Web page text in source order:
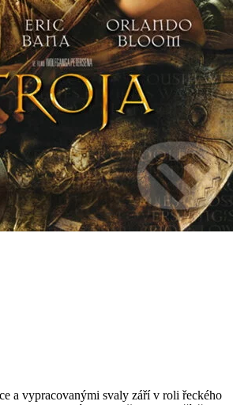
a vypracovanými svaly září v roli řeckého